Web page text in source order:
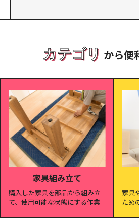
カテゴリ から便
家具組み立て
購入した家具を部品から組み立
て、使用可能な状態にする作業
家具
ため